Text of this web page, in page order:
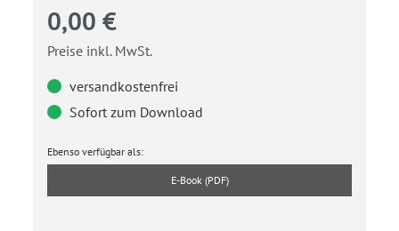
0,00 €
Preise inkl. MwSt.
versandkostenfrei
Sofort zum Download
Ebenso verfügbar als:
E-Book (PDF)